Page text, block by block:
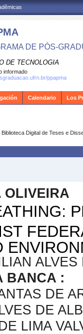
DE PÓS-
DE TECNOLOGIA
informado
ppapma
Calendario Los
Digital de Teses e
OLIVEIRA
BANCA :
DE
DE
LIMA